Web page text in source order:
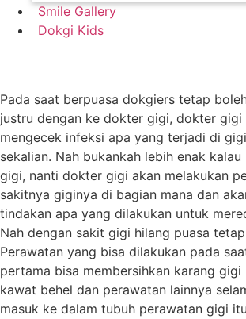
Smile Gallery
Dokgi Kids
Pada saat berpuasa dokgiers tetap
justru dengan ke dokter gigi, dokter gigi
mengecek infeksi apa yang terjadi di
sekalian. Nah bukankah lebih enak
gigi, nanti dokter gigi akan melakukan
sakitnya giginya di bagian mana dan
tindakan apa yang dilakukan untuk
Nah dengan sakit gigi hilang puasa
Perawatan yang bisa dilakukan pada
pertama bisa membersihkan karang
kawat behel dan perawatan lainnya
masuk ke dalam tubuh perawatan gigi